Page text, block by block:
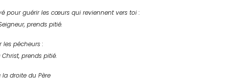
pour guérir les cœurs qui reviennent vers toi :
prends pitié.
les pécheurs :
prends pitié.
la droite du Père